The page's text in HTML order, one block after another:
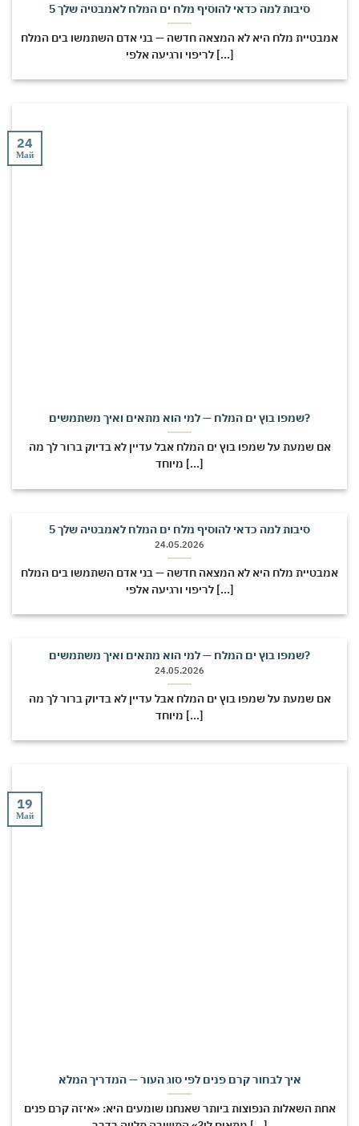
5 סיבות למה כדאי להוסיף מלח ים המלח לאמבטיה שלך
אמבטיית מלח היא לא המצאה חדשה — בני אדם השתמשו בים המלח
לריפוי ורגיעה אלפי [...]
שמפו בוץ ים המלח — למי הוא מתאים ואיך משתמשים?
אם שמעת על שמפו בוץ ים המלח אבל עדיין לא בדיוק ברור לך מה
מיוחד [...]
24
Май
5 סיבות למה כדאי להוסיף מלח ים המלח לאמבטיה שלך
24.05.2026
אמבטיית מלח היא לא המצאה חדשה — בני אדם השתמשו בים המלח
לריפוי ורגיעה אלפי [...]
שמפו בוץ ים המלח — למי הוא מתאים ואיך משתמשים?
24.05.2026
אם שמעת על שמפו בוץ ים המלח אבל עדיין לא בדיוק ברור לך מה
מיוחד [...]
איך לבחור קרם פנים לפי סוג העור — המדריך המלא
אחת השאלות הנפוצות ביותר שאנחנו שומעים היא: «איזה קרם פנים
19
Май